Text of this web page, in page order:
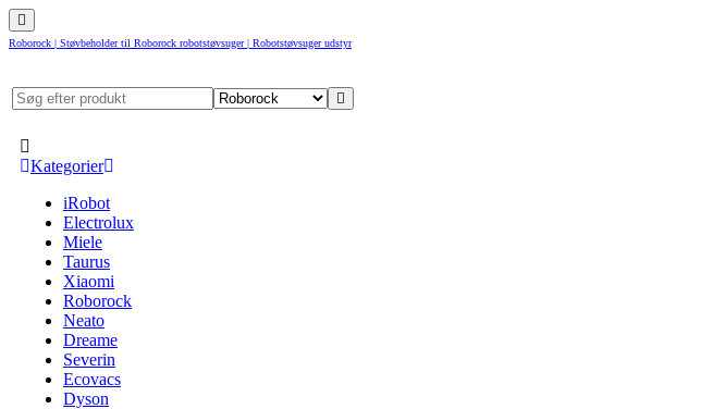
Roborock | Støvbeholder til Roborock robotstøvsuger | Robotstøvsuger udstyr
Kategorier
iRobot
Electrolux
Miele
Taurus
Xiaomi
Roborock
Neato
Dreame
Severin
Ecovacs
Dyson